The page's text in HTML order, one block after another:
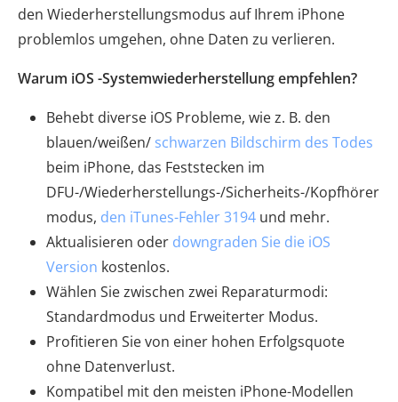
den Wiederherstellungsmodus auf Ihrem iPhone
problemlos umgehen, ohne Daten zu verlieren.
Warum iOS -Systemwiederherstellung empfehlen?
Behebt diverse iOS Probleme, wie z. B. den
blauen/weißen/ schwarzen Bildschirm des Todes
beim iPhone, das Feststecken im
DFU-/Wiederherstellungs-/Sicherheits-/Kopfhörer
modus, den iTunes-Fehler 3194 und mehr.
Aktualisieren oder downgraden Sie die iOS
Version kostenlos.
Wählen Sie zwischen zwei Reparaturmodi:
Standardmodus und Erweiterter Modus.
Profitieren Sie von einer hohen Erfolgsquote
ohne Datenverlust.
Kompatibel mit den meisten iPhone-Modellen